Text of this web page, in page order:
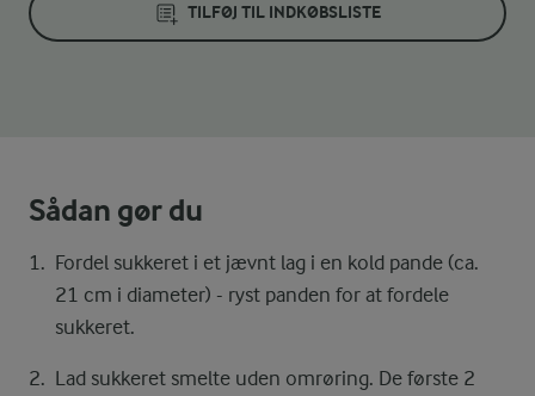
TILFØJ TIL INDKØBSLISTE
Sådan gør du
Fordel sukkeret i et jævnt lag i en kold pande (ca.
21 cm i diameter) - ryst panden for at fordele
sukkeret.
Lad sukkeret smelte uden omrøring. De første 2